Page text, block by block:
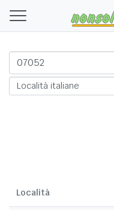
Località